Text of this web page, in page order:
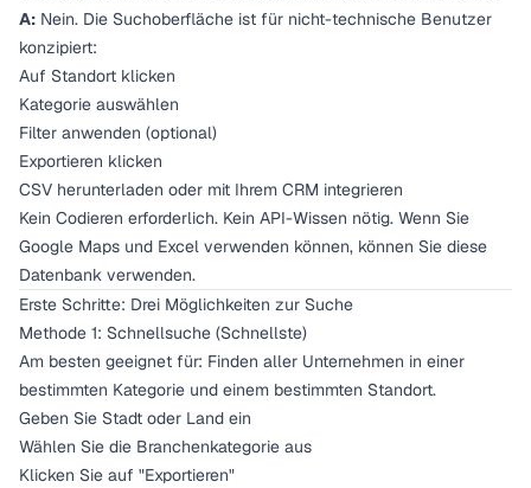
A: Nein. Die Suchoberfläche ist für nicht-technische Benutzer
konzipiert:
Auf Standort klicken
Kategorie auswählen
Filter anwenden (optional)
Exportieren klicken
CSV herunterladen oder mit Ihrem CRM integrieren
Kein Codieren erforderlich. Kein API-Wissen nötig. Wenn Sie
Google Maps und Excel verwenden können, können Sie diese
Datenbank verwenden.
Erste Schritte: Drei Möglichkeiten zur Suche
Methode 1: Schnellsuche (Schnellste)
Am besten geeignet für: Finden aller Unternehmen in einer
bestimmten Kategorie und einem bestimmten Standort.
Geben Sie Stadt oder Land ein
Wählen Sie die Branchenkategorie aus
Klicken Sie auf "Exportieren"